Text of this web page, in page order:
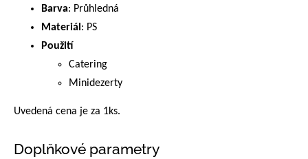
Barva: Průhledná
Materiál: PS
Použití
Catering
Minidezerty
Uvedená cena je za 1ks.
Doplňkové parametry